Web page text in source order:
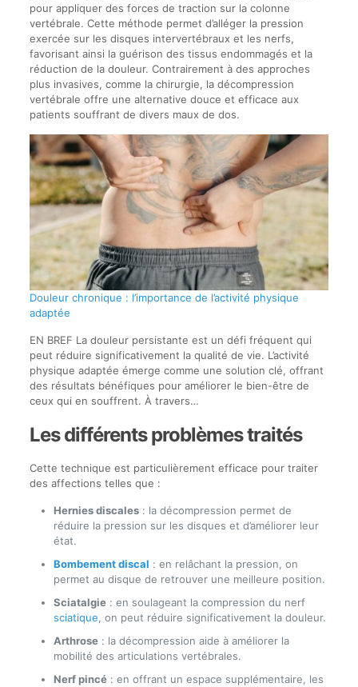
pour appliquer des forces de traction sur la colonne
vertébrale. Cette méthode permet d’alléger la pression
exercée sur les disques intervertébraux et les nerfs,
favorisant ainsi la guérison des tissus endommagés et la
réduction de la douleur. Contrairement à des approches
plus invasives, comme la chirurgie, la décompression
vertébrale offre une alternative douce et efficace aux
patients souffrant de divers maux de dos.
Douleur chronique : l’importance de l’activité physique
adaptée
EN BREF La douleur persistante est un défi fréquent qui
peut réduire significativement la qualité de vie. L’activité
physique adaptée émerge comme une solution clé, offrant
des résultats bénéfiques pour améliorer le bien-être de
ceux qui en souffrent. À travers…
Les différents problèmes traités
Cette technique est particulièrement efficace pour traiter
des affections telles que :
Hernies discales: la décompression permet de
réduire la pression sur les disques et d’améliorer leur
état.
Bombement discal : en relâchant la pression, on
permet au disque de retrouver une meilleure position.
Sciatalgie: en soulageant la compression du nerf
sciatique, on peut réduire significativement la douleur.
Arthrose: la décompression aide à améliorer la
mobilité des articulations vertébrales.
Nerf pincé: en offrant un espace supplémentaire, les